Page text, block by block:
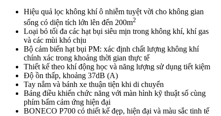
Hiệu quả lọc không khí ô nhiễm tuyệt vời cho không gian
sống có diện tích lớn lên đến 200m2
Loại bỏ tối đa các hạt bụi siêu mịn trong không khí, khí gas
và các mùi khó chịu
Bộ cảm biến hạt bụi PM: xác định chất lượng không khí
chính xác trong khoảng thời gian thực tế
Thiết kế theo khí động học và năng lượng sử dụng tiết kiệm
Độ ồn thấp, khoảng 37dB (A)
Tay nắm và bánh xe thuận tiện khi di chuyển
Bảng điều khiển chức năng với màn hình kỹ thuật số cùng
phím bấm cảm ứng hiện đại
BONECO P700 có thiết kế đẹp, hiện đại và màu sắc tinh tế